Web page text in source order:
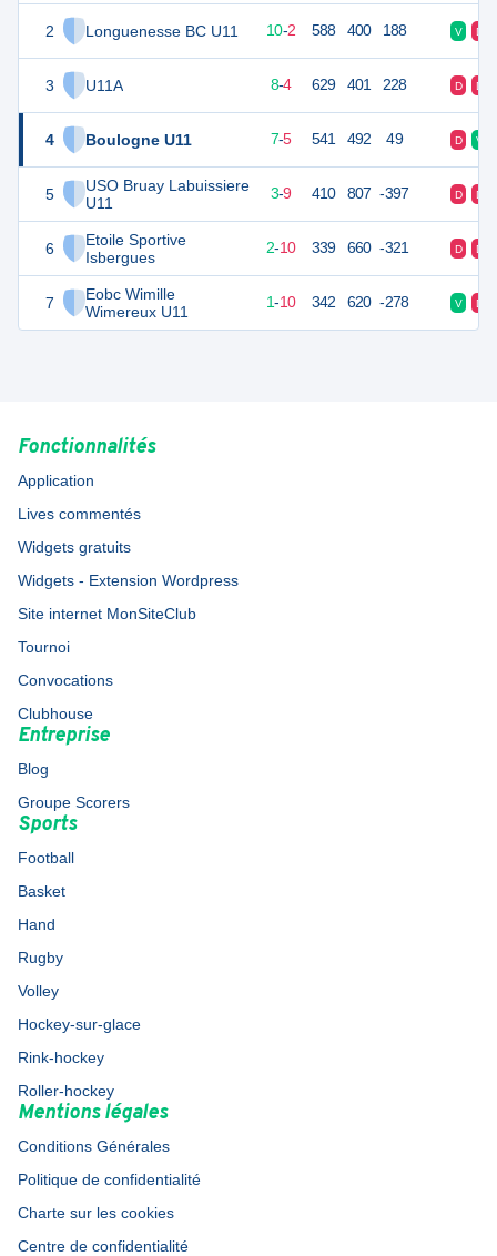
2 Longuenesse BC U11
3 U11A
4 Boulogne U11
5
USO Bruay Labuissiere
U11
6
Etoile Sportive
Isbergues
7
Eobc Wimille
Wimereux U11
44 12 10-2 588 400 188 V D
8-4 629 401 228 D D
7-5 541 492 49 D V
30 12 3-9 410 807 -397 D D
2-10 339 660 -321 D D
1-10 342 620 -278 V D
Fonctionnalités
Application
Lives commentés
Widgets gratuits
Widgets - Extension Wordpress
Site internet MonSiteClub
Tournoi
Convocations
Clubhouse
Entreprise
Blog
Groupe Scorers
Sports
Football
Basket
Hand
Rugby
Volley
Hockey-sur-glace
Rink-hockey
Roller-hockey
Mentions légales
Conditions Générales
Politique de confidentialité
Charte sur les cookies
Centre de confidentialité